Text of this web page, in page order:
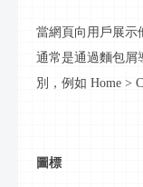
當網頁向用戶展示
通常是通過麵包屑
別，例如 Home >
圖標